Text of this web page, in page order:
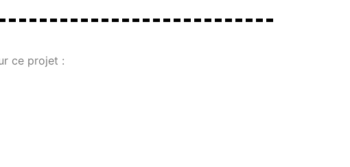
ce projet :